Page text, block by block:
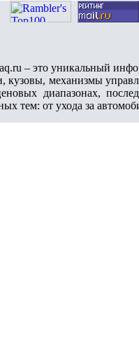
– это уникальный
кузовы, механизмы
диапазонах,
тем: от ухода за